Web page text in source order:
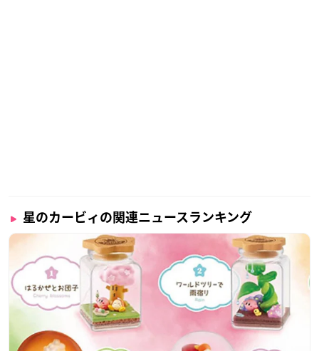
星のカービィの関連ニュースランキング